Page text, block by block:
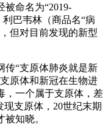
被命名为“2019-
巴韦林（商品名“病
但对目前发现的新型
传“支原体肺炎就是新
原体和新冠在生物进
，一个属于支原体，差
现支原体，20世纪末期
知晓。